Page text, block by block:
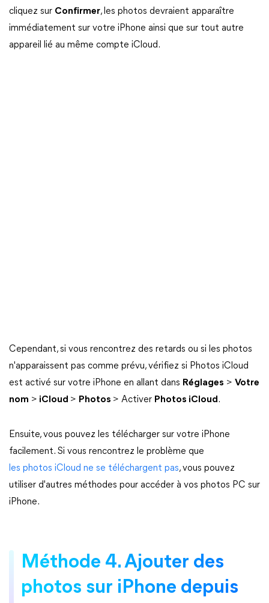
cliquez sur Confirmer, les photos devraient apparaître
immédiatement sur votre iPhone ainsi que sur tout autre
appareil lié au même compte iCloud.
Cependant, si vous rencontrez des retards ou si les photos
n'apparaissent pas comme prévu, vérifiez si Photos iCloud
est activé sur votre iPhone en allant dans Réglages > Votre
nom > iCloud > Photos > Activer Photos iCloud.
Ensuite, vous pouvez les télécharger sur votre iPhone
facilement. Si vous rencontrez le problème que
les photos iCloud ne se téléchargent pas, vous pouvez
utiliser d'autres méthodes pour accéder à vos photos PC sur
iPhone.
Méthode 4. Ajouter des
photos sur iPhone depuis